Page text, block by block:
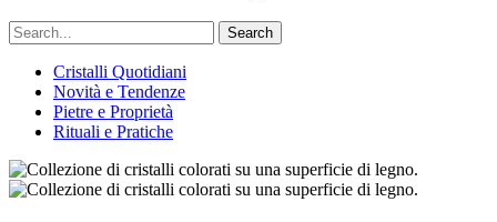
Search
Cristalli Quotidiani
Novità e Tendenze
Pietre e Proprietà
Rituali e Pratiche